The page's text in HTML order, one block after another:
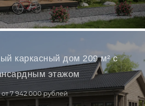
каркасный дом 209 м² с
этажом
от 7 942 000 рублей